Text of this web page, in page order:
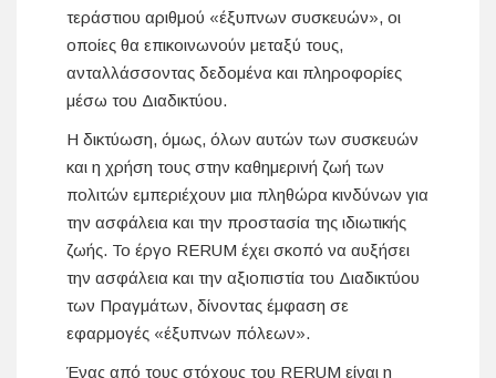
τεράστιου αριθμού «έξυπνων συσκευών», οι
οποίες θα επικοινωνούν μεταξύ τους,
ανταλλάσσοντας δεδομένα και πληροφορίες
μέσω του Διαδικτύου.
Η δικτύωση, όμως, όλων αυτών των συσκευών
και η χρήση τους στην καθημερινή ζωή των
πολιτών εμπεριέχουν μια πληθώρα κινδύνων για
την ασφάλεια και την προστασία της ιδιωτικής
ζωής. Το έργο RERUM έχει σκοπό να αυξήσει
την ασφάλεια και την αξιοπιστία του Διαδικτύου
των Πραγμάτων, δίνοντας έμφαση σε
εφαρμογές «έξυπνων πόλεων».
Ένας από τους στόχους του RERUM είναι η